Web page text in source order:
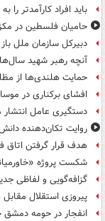
باید افراد کارآمدتر را
حامیان فلسطین در
دبیرکل سازمان ملل
آنچه رهبر شهید
حمایت هلندی‌ها از
افشای برکناری در
دستگیری عامل انتشار
روایت تکان‌دهنده
هدف قرار گرفتن اتاق‌
شکست پروژه
گزافه‌گویی و لفاظی
پیروزی استقلال
انفجار در حومه